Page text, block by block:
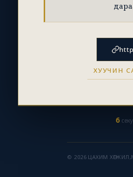
ХУУЧИН
5
© 2026 ЦАХИМ